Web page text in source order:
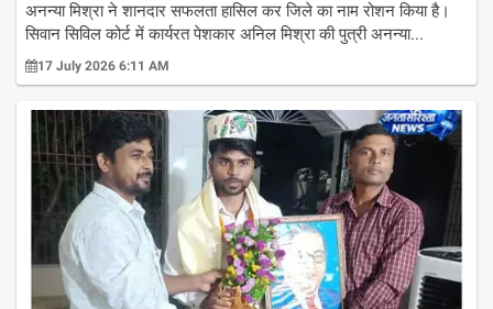
अनन्या मिश्रा ने शानदार सफलता हासिल कर जिले का नाम रोशन किया है।
सिवान सिविल कोर्ट में कार्यरत पेशकार अनिल मिश्रा की पुत्री अनन्या...
17 July 2026 6:11 AM